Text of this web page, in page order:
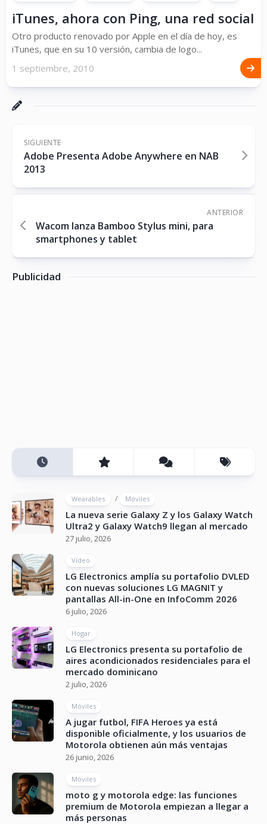
iTunes, ahora con Ping, una red social
Otro producto renovado por Apple en el día de hoy, es
iTunes, que en su 10 versión, cambia de logo...
1 septiembre, 2010
SIGUIENTE
Adobe Presenta Adobe Anywhere en NAB
2013
ANTERIOR
Wacom lanza Bamboo Stylus mini, para
smartphones y tablet
Publicidad
Wearables / Móviles
La nueva serie Galaxy Z y los Galaxy Watch
Ultra2 y Galaxy Watch9 llegan al mercado
27 julio, 2026
Vídeo
LG Electronics amplía su portafolio DVLED
con nuevas soluciones LG MAGNIT y
pantallas All-in-One en InfoComm 2026
6 julio, 2026
Hogar
LG Electronics presenta su portafolio de
aires acondicionados residenciales para el
mercado dominicano
2 julio, 2026
Móviles
A jugar futbol, FIFA Heroes ya está
disponible oficialmente, y los usuarios de
Motorola obtienen aún más ventajas
26 junio, 2026
Móviles
moto g y motorola edge: las funciones
premium de Motorola empiezan a llegar a
más personas